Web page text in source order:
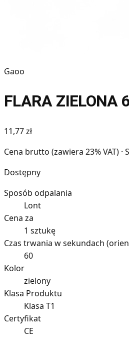
Gaoo
FLARA ZIELONA
11,77 zł
Cena brutto (zawiera 23% VAT) ·
Dostępny
Sposób odpalania
Lont
Cena za
1 sztukę
Czas trwania w sekundach
60
Kolor
zielony
Klasa Produktu
Klasa T1
Certyfikat
CE